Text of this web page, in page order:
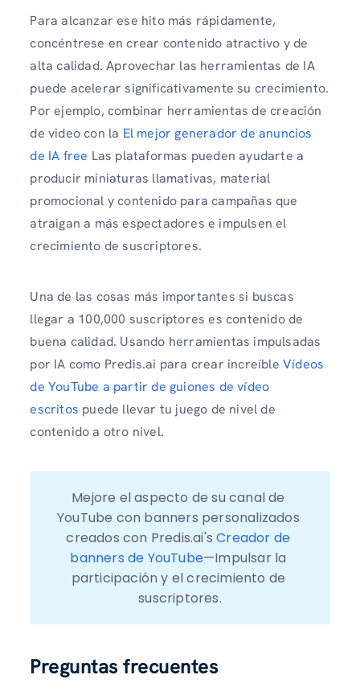
Para alcanzar ese hito más rápidamente,
concéntrese en crear contenido atractivo y de
alta calidad. Aprovechar las herramientas de IA
puede acelerar significativamente su crecimiento.
Por ejemplo, combinar herramientas de creación
de video con la El mejor generador de anuncios
de IA free Las plataformas pueden ayudarte a
producir miniaturas llamativas, material
promocional y contenido para campañas que
atraigan a más espectadores e impulsen el
crecimiento de suscriptores.
Una de las cosas más importantes si buscas
llegar a 100,000 suscriptores es contenido de
buena calidad. Usando herramientas impulsadas
por IA como Predis.ai para crear increíble Vídeos
de YouTube a partir de guiones de vídeo
escritos puede llevar tu juego de nivel de
contenido a otro nivel.
Mejore el aspecto de su canal de
YouTube con banners personalizados
creados con Predis.ai's Creador de
banners de YouTube—Impulsar la
participación y el crecimiento de
suscriptores.
Preguntas frecuentes